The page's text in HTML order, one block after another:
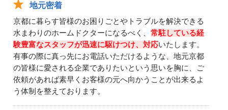
地元密着
京都に暮らす皆様のお困りごとやトラブルを解決できる
水まわりのホームドクターになるべく、 常駐している経
験豊富なスタッフが迅速に駆けつけ、対応いたします。
有事の際に真っ先にお電話いただけるような、地元京都
の皆様に愛される企業でありたいという思いを胸に、ご
依頼があれば素早くお客様の元へ向かうことが出来るよ
う体制を整えております。